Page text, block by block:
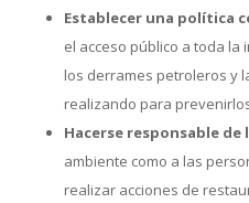
Establecer una política
el acceso público a toda
los derrames petroleros y
realizando para
Hacerse responsable de
ambiente como a las
realizar acciones de